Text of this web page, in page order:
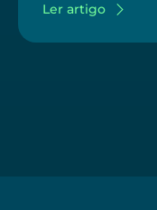
Ler artigo